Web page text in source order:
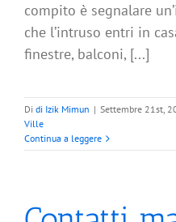
compito è segnalare
che l’intruso entri in
finestre, balconi, [...]
Di di Izik Mimun | Settembre 21st,
Ville
Continua a leggere